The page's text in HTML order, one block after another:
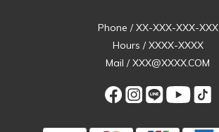
Phone / XX-XXX-XXX-XXX
Hours / XXXX-XXXX
Mail / XXX@XXXX.COM